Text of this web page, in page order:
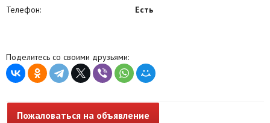
Телефон:
Есть
Поделитесь со своими друзьями:
Пожаловаться на объявление